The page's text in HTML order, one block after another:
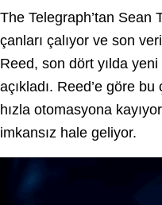
The Telegraph’tan Sean
çanları çalıyor ve son
Reed, son dört yılda
açıkladı. Reed’e göre
hızla otomasyona
imkansız hale geliyor.